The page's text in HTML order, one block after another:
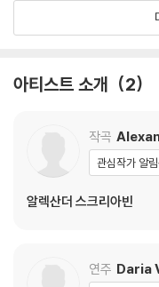
아티스트 소개 2
작곡
관심작가 알
알렉산더 스크리아빈
연주 Daria